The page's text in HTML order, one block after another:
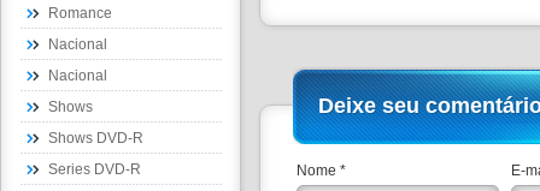
Romance
Nacional
Nacional
Shows
Shows DVD-R
Series DVD-R
Deixe seu
Nome * E-